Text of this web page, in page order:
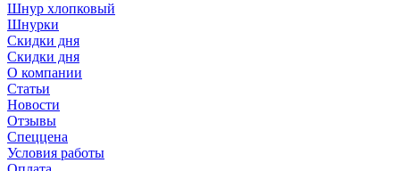
Шнур хлопковый
Шнурки
Скидки дня
Скидки дня
О компании
Статьи
Новости
Отзывы
Спеццена
Условия работы